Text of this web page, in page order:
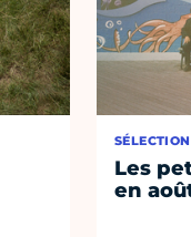
SÉLECTION
Les
en